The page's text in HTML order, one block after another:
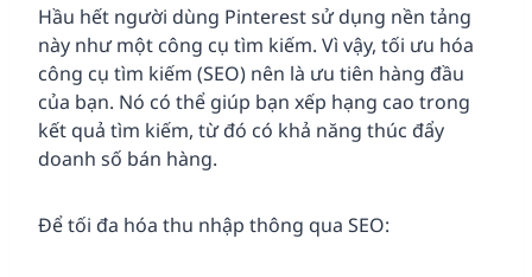
Hầu hết người dùng Pinterest sử dụng nền tảng
này như một công cụ tìm kiếm. Vì vậy, tối ưu hóa
công cụ tìm kiếm (SEO) nên là ưu tiên hàng đầu
của bạn. Nó có thể giúp bạn xếp hạng cao trong
kết quả tìm kiếm, từ đó có khả năng thúc đẩy
doanh số bán hàng.
Để tối đa hóa thu nhập thông qua SEO: